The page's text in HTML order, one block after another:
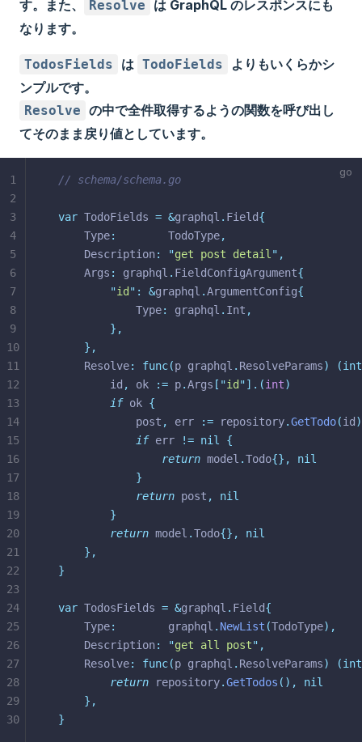
す。また、 Resolve
は GraphQL のレスポンスにも
なります。
TodosFields は TodoFields
よりもいくらかシ
ンプルです。
Resolve の中で全件取得するようの関数を呼び出し
てそのまま戻り値としています。
// schema/schema.go
var TodoFields = &graphql . Field{
	Type
:
        TodoType
,
	Description
: "get post detail " ,
	Args
: graphql . FieldConfigArgument{
"id " : &graphql .ArgumentConfig{
			Type
: graphql . Int ,
},
},
	Resolve
: func(p graphql . ResolveParams)
		id
, ok := p.Args [ "id "].(int)
if ok {
			post
, err := repository.GetTodo(id )
if err != nil
{
return model .Todo{},
nil
}
return post ,
nil
}
return model .Todo{},
nil
},
}
var TodosFields = &graphql . Field{
	Type
:
        graphql
. NewList (TodoType),
	Description
: "get all post" ,
	Resolve
: func(p graphql . ResolveParams)
return repository.GetTodos (),
nil
},
}
1
2
3
4
5
6
7
8
9
10
11
12
13
14
15
16
17
18
19
20
21
22
23
24
25
26
27
28
29
30